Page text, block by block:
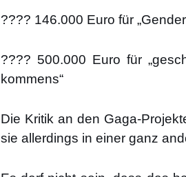
???? 146.000 Euro für
???? 500.000 Euro für
kom­mens“
Die Kri­tik an den Gaga-
sie aller­dings in einer ganz